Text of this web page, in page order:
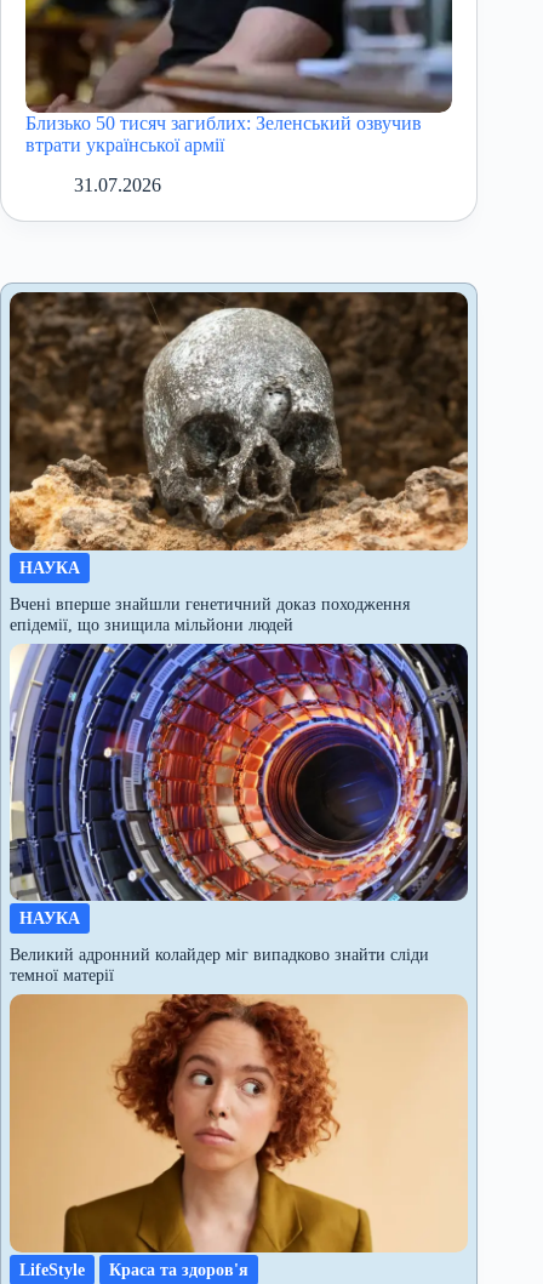
Близько 50 тисяч загиблих: Зеленський озвучив
втрати української армії
31.07.2026
НАУКА
Вчені вперше знайшли генетичний доказ походження
епідемії, що знищила мільйони людей
НАУКА
Великий адронний колайдер міг випадково знайти сліди
темної матерії
LifeStyle Краса та здоров'я